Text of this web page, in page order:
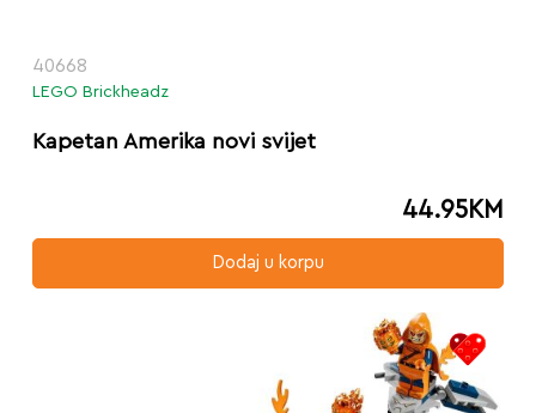
40668
LEGO Brickheadz
Kapetan Amerika novi svijet
44.95KM
Dodaj u korpu